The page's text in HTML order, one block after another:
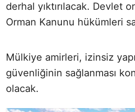
derhal yıktırılacak. Devlet
Orman Kanunu hükümleri
Mülkiye amirleri, izinsiz
güvenliğinin sağlanması
olacak.